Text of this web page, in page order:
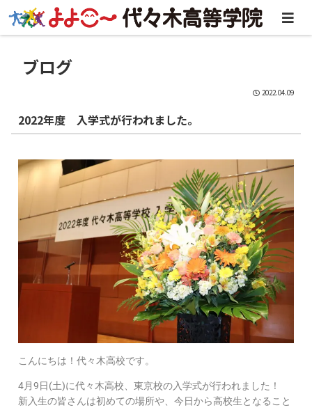
ブログ
2022.04.09
2022年度 入学式が行われました。
こんにちは！代々木高校です。
4月9日(土)に代々木高校、東京校の入学式が行われました！
新入生の皆さんは初めての場所や、今日から高校生となること